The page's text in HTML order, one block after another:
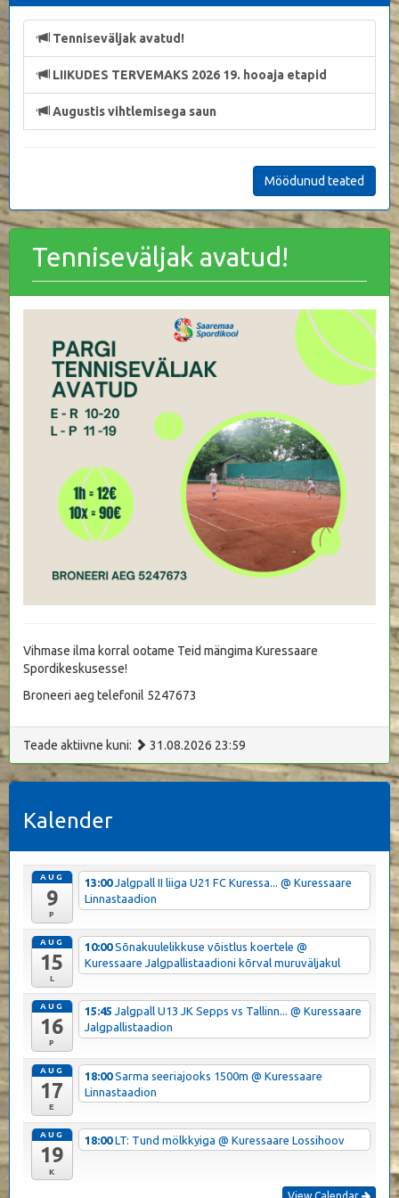
Tenniseväljak avatud!
LIIKUDES TERVEMAKS 2026 19. hooaja etapid
Augustis vihtlemisega saun
Möödunud teated
Tenniseväljak avatud!
Vihmase ilma korral ootame Teid mängima Kuressaare
Spordikeskusesse!
Broneeri aeg telefonil 5247673
Teade aktiivne kuni: 31.08.2026 23:59
Kalender
AUG
9
P
13:00Jalgpall II liiga U21 FC Kuressa... @ Kuressaare
Linnastaadion
AUG
15
L
10:00Sõnakuulelikkuse võistlus koertele @
Kuressaare Jalgpallistaadioni kõrval muruväljakul
AUG
16
P
15:45 Jalgpall U13 JK Sepps vs Tallinn... @ Kuressaare
Jalgpallistaadion
AUG
17
E
18:00Sarma seeriajooks 1500m @ Kuressaare
Linnastaadion
AUG
19
K
18:00LT: Tund mölkkyiga @ Kuressaare Lossihoov
View Calendar